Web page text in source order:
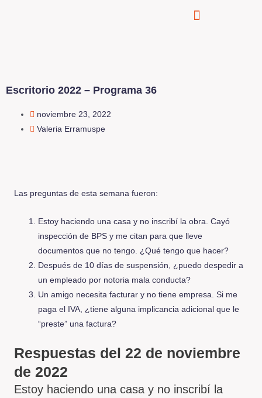
Escritorio 2022 – Programa 36
noviembre 23, 2022
Valeria Erramuspe
Las preguntas de esta semana fueron:
Estoy haciendo una casa y no inscribí la obra. Cayó
inspección de BPS y me citan para que lleve
documentos que no tengo. ¿Qué tengo que hacer?
Después de 10 días de suspensión, ¿puedo despedir a
un empleado por notoria mala conducta?
Un amigo necesita facturar y no tiene empresa. Si me
paga el IVA, ¿tiene alguna implicancia adicional que le
“preste” una factura?
Respuestas del 22 de noviembre
de 2022
Estoy haciendo una casa y no inscribí la